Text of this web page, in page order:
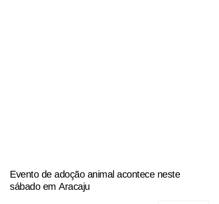
Evento de adoção animal acontece neste
sábado em Aracaju